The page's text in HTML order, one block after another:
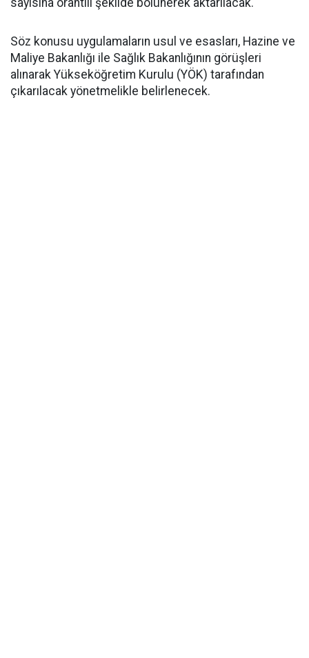
sayısına orantılı şekilde bölünerek aktarılacak.
​Söz konusu uygulamaların usul ve esasları, Hazine ve
Maliye Bakanlığı ile Sağlık Bakanlığının görüşleri
alınarak Yükseköğretim Kurulu (YÖK) tarafından
çıkarılacak yönetmelikle belirlenecek.